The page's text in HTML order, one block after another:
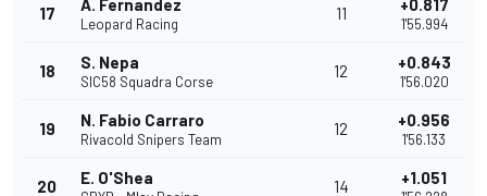
17 A. Fernandez
Leopard Racing
11 +0.817
1'55.994
18 S. Nepa
SIC58 Squadra Corse
12 +0.843
1'56.020
19 N. Fabio Carraro
Rivacold Snipers Team
12 +0.956
1'56.133
20 E. O'Shea 14 +1.051